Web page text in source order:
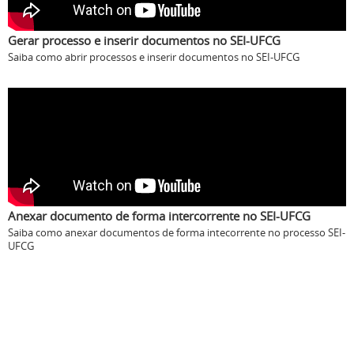
Gerar processo e inserir documentos no SEI-UFCG
Saiba como abrir processos e inserir documentos no SEI-UFCG
Anexar documento de forma intercorrente no SEI-UFCG
Saiba como anexar documentos de forma intecorrente no processo SEI-
UFCG